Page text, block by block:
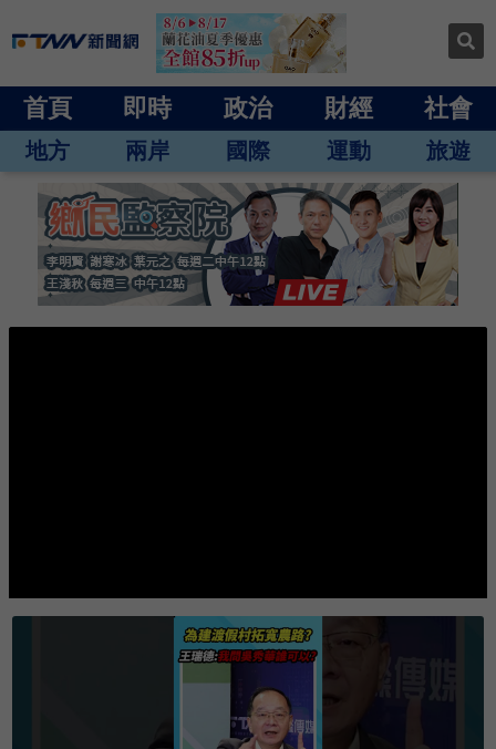
首頁 即時 政治 財經 社會
地方 兩岸 國際 運動 旅遊